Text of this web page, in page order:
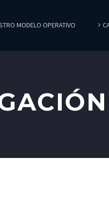
MODELO OPERATIVO